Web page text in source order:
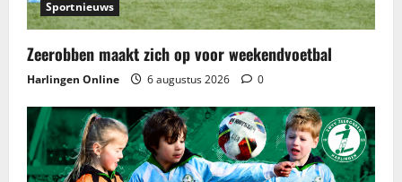
Sportnieuws
Zeerobben maakt zich op voor weekendvoetbal
Harlingen Online 6 augustus 2026 0